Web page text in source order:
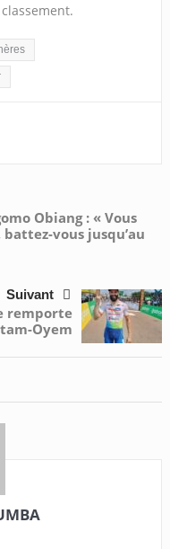
Obiang : « Vous
vous jusqu’au
Suivant
remporte
Oyem